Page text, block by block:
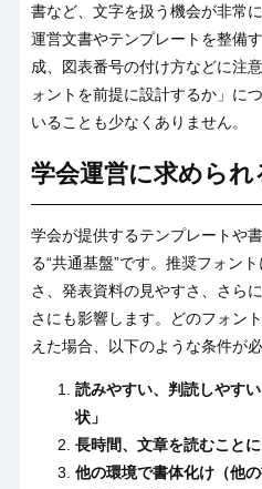
書など、文字を扱う機会が非常
運営文書やテンプレートを整備
成、図表番号の付け方などに注
ォントを前提に設計するか」に
いることも少なくありません。
学会運営に求めら
学会が提供するテンプレートや
る“共通基盤”です。推奨フォン
さ、発表資料の見やすさ、さら
さにも影響します。どのフォン
えた場合、以下のような条件が
読みやすい、判読しやす
状」
長時間、文章を読むこと
他の環境で書体化け（他